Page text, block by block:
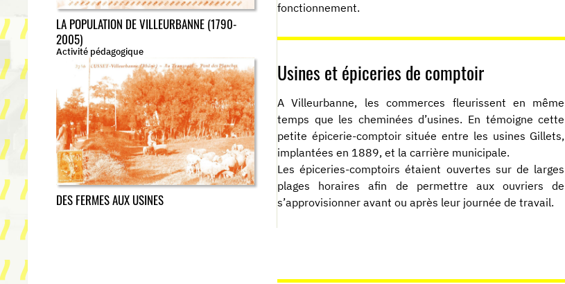
fonctionnement.
Usines et épiceries de comptoir
A Villeurbanne, les commerces fleurissent en même
temps que les cheminées d’usines. En témoigne cette
petite épicerie-comptoir située entre les usines Gillets,
implantées en 1889, et la carrière municipale.
Les épiceries-comptoirs étaient ouvertes sur de larges
plages horaires afin de permettre aux ouvriers de
s’approvisionner avant ou après leur journée de travail.
LA POPULATION DE VILLEURBANNE (1790-
2005)
Activité pédagogique
DES FERMES AUX USINES